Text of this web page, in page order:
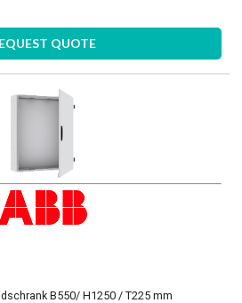
QUOTE
B550/ H1250 / T225 mm